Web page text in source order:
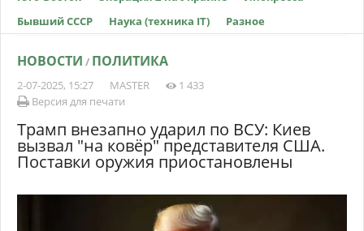
Бывший СССР
Наука (техника IT) Разное
НОВОСТИ / ПОЛИТИКА
2-07-2025, 15:27 MASTER
1 433
Версия для печати
Трамп внезапно ударил по ВСУ: Киев
вызвал "на ковёр" представителя США.
Поставки оружия приостановлены